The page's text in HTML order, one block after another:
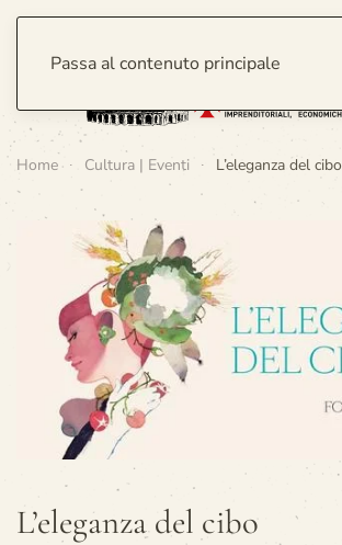
Passa al contenuto principale
Home Cultura | Eventi L’eleganza del cibo
L’eleganza del cibo